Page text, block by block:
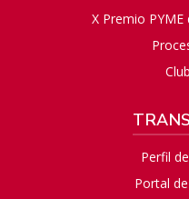
X Premio
Perfil
Portal